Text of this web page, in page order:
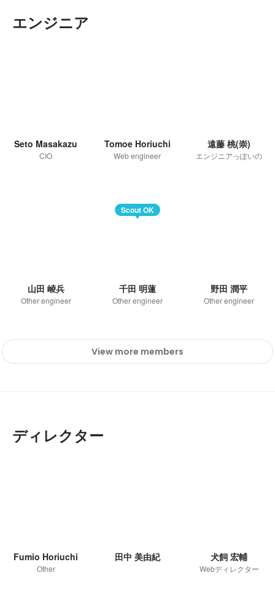
エンジニア
Seto Masakazu
CIO
Tomoe Horiuchi
Web engineer
遠藤 桃(崇)
エンジニアっぽいの
山田 崚兵
Other engineer
Scout OK
千田 明蓮
Other engineer
野田 潤平
Other engineer
View more members
ディレクター
Fumio Horiuchi
Other
田中 美由紀 犬飼 宏輔
Webディレクター